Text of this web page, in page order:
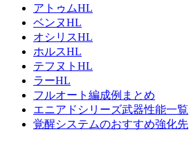
アトゥムHL
ベンヌHL
オシリスHL
ホルスHL
テフヌトHL
ラーHL
フルオート編成例まとめ
エニアドシリーズ武器性能一覧
覚醒システムのおすすめ強化先